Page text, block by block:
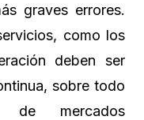
graves errores.
como los
deben ser
sobre todo
de mercados